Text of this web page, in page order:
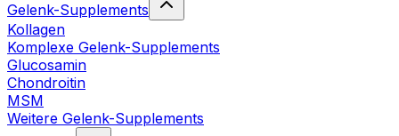
Gelenk-Supplements
Kollagen
Komplexe Gelenk-Supplements
Glucosamin
Chondroitin
MSM
Weitere Gelenk-Supplements